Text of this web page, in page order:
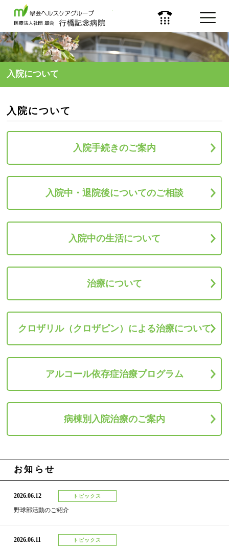
入院について
入院について
入院手続きのご案内
入院中・退院後についてのご相談
入院中の生活について
治療について
クロザリル（クロザピン） による治療について
アルコール依存症治療プログラム
病棟別入院治療のご案内
お知らせ
2026.06.12 トピックス
野球部活動のご紹介
2026.06.11 トピックス